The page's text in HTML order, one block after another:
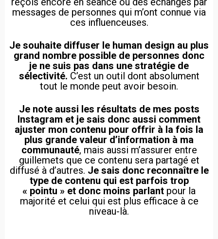
messages de personnes qui m’ont connue via
ces influenceuses.
Je souhaite diffuser le human design au plus
grand nombre possible de personnes donc
je ne suis pas dans une stratégie de
sélectivité. C’est un outil dont absolument
tout le monde peut avoir besoin.
Je note aussi les résultats de mes posts
Instagram et je sais donc aussi comment
ajuster mon contenu pour offrir à la fois la
plus grande valeur d’information à ma
communauté, mais aussi m’assurer entre
guillemets que ce contenu sera partagé et
diffusé à d’autres. Je sais donc reconnaître le
type de contenu qui est parfois trop
« pointu » et donc moins parlant pour la
majorité et celui qui est plus efficace à ce
niveau-là.